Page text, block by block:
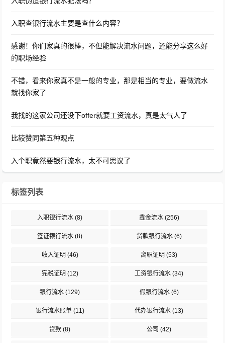
入职查银行流水主要是查什么内容？
感谢！你们家真的很棒，不但能解决流水问题，还能分享这么好
的职场经验
不错，看来你家真不是一般的专业，那是相当的专业，要做流水
就找你家了
我找的这家公司还没下offer就要工资流水，真是太气人了
比较赞同第五种观点
入个职竟然要银行流水，太不可思议了
标签列表
入职银行流水 (8) 鑫金流水(256)
签证银行流水 (8) 贷款银行流水(6)
收入证明 (46) 离职证明 (53)
完税证明 (12) 工资银行流水 (34)
银行流水 (129) 假银行流水(6)
银行流水账单(11) 代办银行流水 (13)
贷款 (8) 公司 (42)